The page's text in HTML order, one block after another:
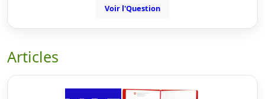
Voir l'Question
Articles